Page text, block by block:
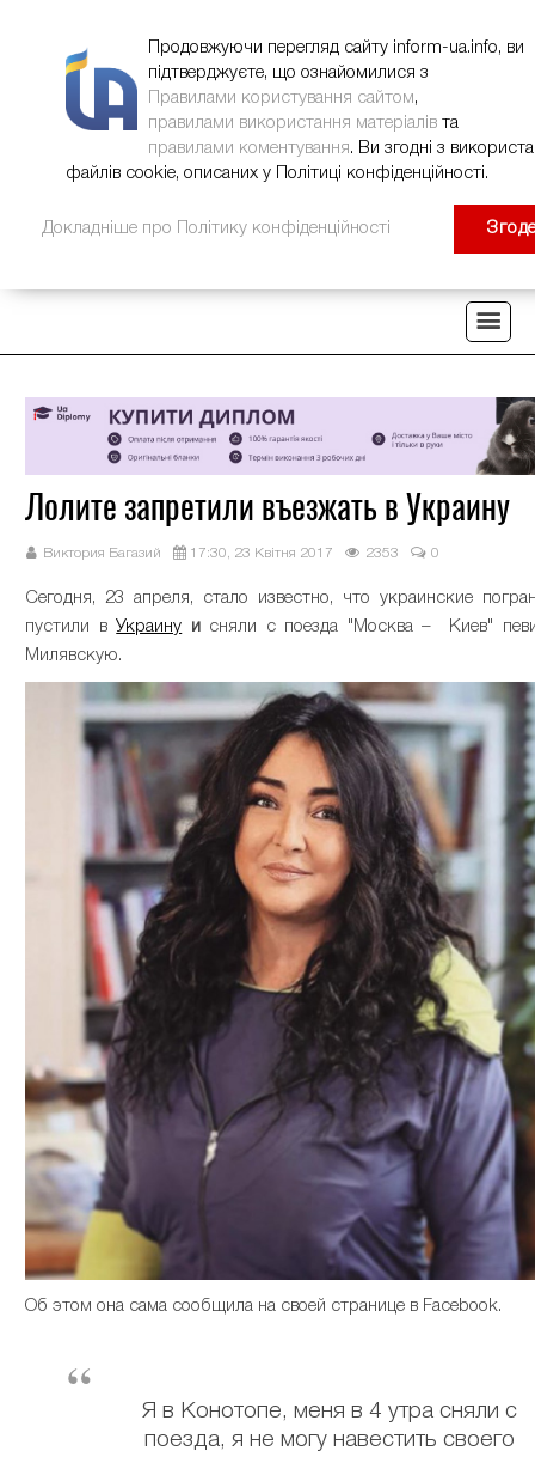
Лолите запретили въезжать в Украину
Виктория Багазий 17:30, 23 Квітня 2017 2353 0
Сегодня, 23 апреля, стало известно, что украинские
пустили в Украину и сняли с поезда "Москва – Киев"
Милявскую.
Об этом она сама сообщила на своей странице в Facebook.
Я в Конотопе, меня в 4 утра сняли с
поезда, я не могу навестить своего
Продовжуючи перегляд сайту inform-ua.info, ви
підтверджуєте, що ознайомилися з
Правилами користування сайтом,
правилами використання матеріалів та
правилами коментування. Ви згодні з
файлів cookie, описаних у Політиці конфіденційності.
Докладніше про Політику конфіденційності